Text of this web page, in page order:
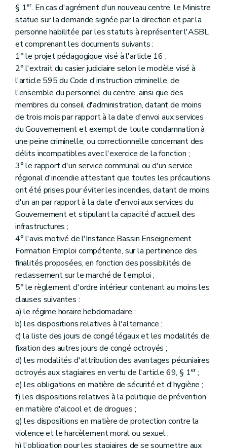
§ 1er. En cas d'agrément d'un nouveau centre, le Ministre
statue sur la demande signée par la direction et par la
personne habilitée par les statuts à représenter l'ASBL
et comprenant les documents suivants :
1° le projet pédagogique visé à l'article 16 ;
2° l'extrait du casier judiciaire selon le modèle visé à
l'article 595 du Code d'instruction criminelle, de
l'ensemble du personnel du centre, ainsi que des
membres du conseil d'administration, datant de moins
de trois mois par rapport à la date d'envoi aux services
du Gouvernement et exempt de toute condamnation à
une peine criminelle, ou correctionnelle concernant des
délits incompatibles avec l'exercice de la fonction ;
3° le rapport d'un service communal ou d'un service
régional d'incendie attestant que toutes les précautions
ont été prises pour éviter les incendies, datant de moins
d'un an par rapport à la date d'envoi aux services du
Gouvernement et stipulant la capacité d'accueil des
infrastructures ;
4° l'avis motivé de l'Instance Bassin Enseignement
Formation Emploi compétente, sur la pertinence des
finalités proposées, en fonction des possibilités de
reclassement sur le marché de l'emploi ;
5° le règlement d'ordre intérieur contenant au moins les
clauses suivantes :
a) le régime horaire hebdomadaire ;
b) les dispositions relatives à l'alternance ;
c) la liste des jours de congé légaux et les modalités de
fixation des autres jours de congé octroyés ;
d) les modalités d'attribution des avantages pécuniaires
octroyés aux stagiaires en vertu de l'article 69, § 1er;
e) les obligations en matière de sécurité et d'hygiène ;
f) les dispositions relatives à la politique de prévention
en matière d'alcool et de drogues ;
g) les dispositions en matière de protection contre la
violence et le harcèlement moral ou sexuel ;
h) l'obligation pour les stagiaires de se soumettre aux